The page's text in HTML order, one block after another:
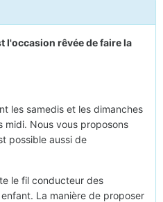
l'occasion rêvée de faire la
les samedis et les dimanches
midi. Nous vous proposons
possible aussi de
le fil conducteur des
La manière de proposer